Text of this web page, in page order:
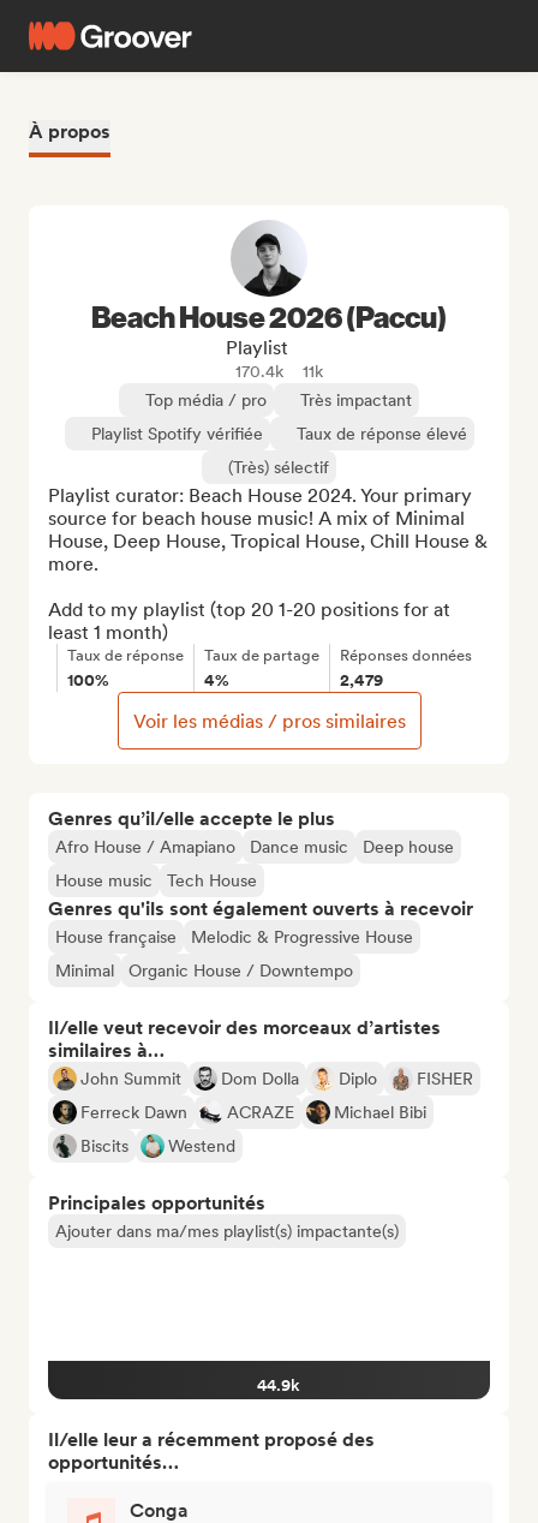
À propos
Genres qu’il/elle accepte le plus
Afro House / Amapiano Dance music
Deep house
House music
Tech House
Genres qu'ils sont également ouverts à recevoir
House française
Melodic & Progressive House
Minimal
Organic House / Downtempo
Il/elle veut recevoir des morceaux d’artistes
similaires à…
John Summit Dom Dolla Diplo
FISHER
Ferreck Dawn
ACRAZE
Michael Bibi
Biscits
Westend
Principales opportunités
Ajouter dans ma/mes playlist(s) impactante(s)
44.9k
Il/elle leur a récemment proposé des
opportunités…
Conga
Beach House 2026 (Paccu)
Playlist
170.4k
11k
Top média / pro
Très impactant
Playlist Spotify vérifiée
Taux de réponse élevé
(Très) sélectif
Playlist curator: Beach House 2024. Your primary
source for beach house music! A mix of Minimal
House, Deep House, Tropical House, Chill House &
more.
Add to my playlist (top 20 1-20 positions for at
least 1 month)
Taux de réponse
100%
Taux de partage
4%
Réponses données
2,479
Voir les médias / pros similaires